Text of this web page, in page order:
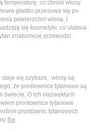
temperaturę, co chroni włosy
gładko przesuwa się po
powierzchni włosa. I
się kosmetyki, co ułatwia
znakomicie przewodzi
się szybsze, włosy są
że prostownice tytanowe są
świecie. O ich niezwykłych
prostownice tytanowe
prostownic tytanowych
fox